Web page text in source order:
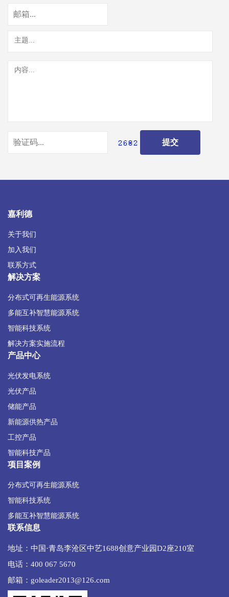
嘉利德
关于我们
加入我们
联系方式
解决方案
分布式可再生能源系统
多能互补智慧能源系统
智能科技系统
解决方案实施流程
产品中心
光伏发电系统
光伏产品
储能产品
新能源供热产品
工控产品
智能科技产品
项目案例
分布式可再生能源系统
智能科技系统
多能互补智慧能源系统
联系信息
地址：中国·青岛李沧区中艺1688创意产业园D2座210室
电话：400 067 5670
邮箱：goleader2013@126.com